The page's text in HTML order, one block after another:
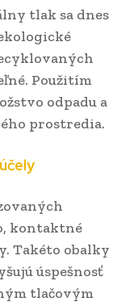
tlak sa dnes
Použitím
odpadu a
prostredia.
kontaktné
Takéto obalky
úspešnosť
tlačovým